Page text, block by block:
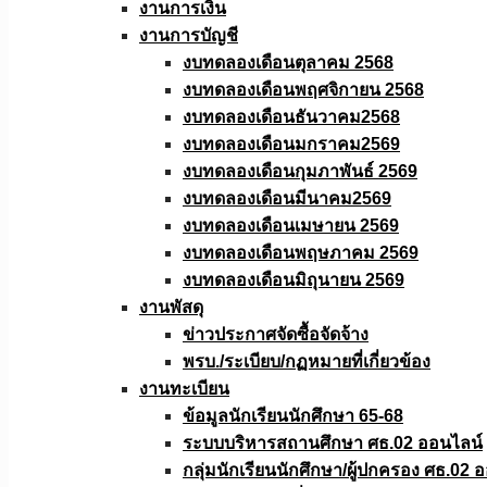
งานการเงิน
งานการบัญชี
งบทดลองเดือนตุลาคม 2568
งบทดลองเดือนพฤศจิกายน 2568
งบทดลองเดือนธันวาคม2568
งบทดลองเดือนมกราคม2569
งบทดลองเดือนกุมภาพันธ์ 2569
งบทดลองเดือนมีนาคม2569
งบทดลองเดือนเมษายน 2569
งบทดลองเดือนพฤษภาคม 2569
งบทดลองเดือนมิถุนายน 2569
งานพัสดุ
ข่าวประกาศจัดซื้อจัดจ้าง
พรบ./ระเบียบ/กฏหมายที่เกี่ยวข้อง
งานทะเบียน
ข้อมูลนักเรียนนักศึกษา 65-68
ระบบบริหารสถานศึกษา ศธ.02 ออนไลน์
กลุ่มนักเรียนนักศึกษา/ผู้ปกครอง ศธ.02